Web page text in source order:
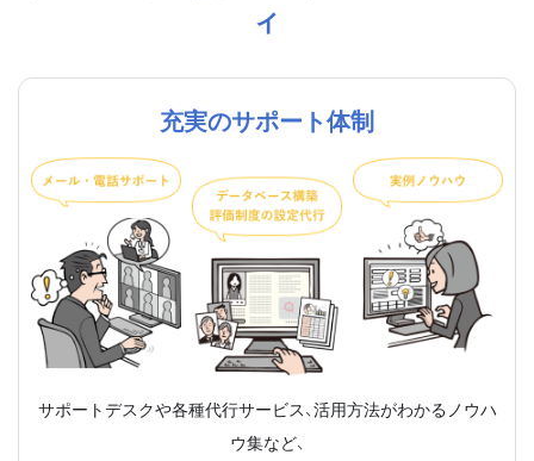
ィ
充実のサポート体制
サポートデスクや各種代行サービス、活用方法がわかるノウハ
ウ集など、